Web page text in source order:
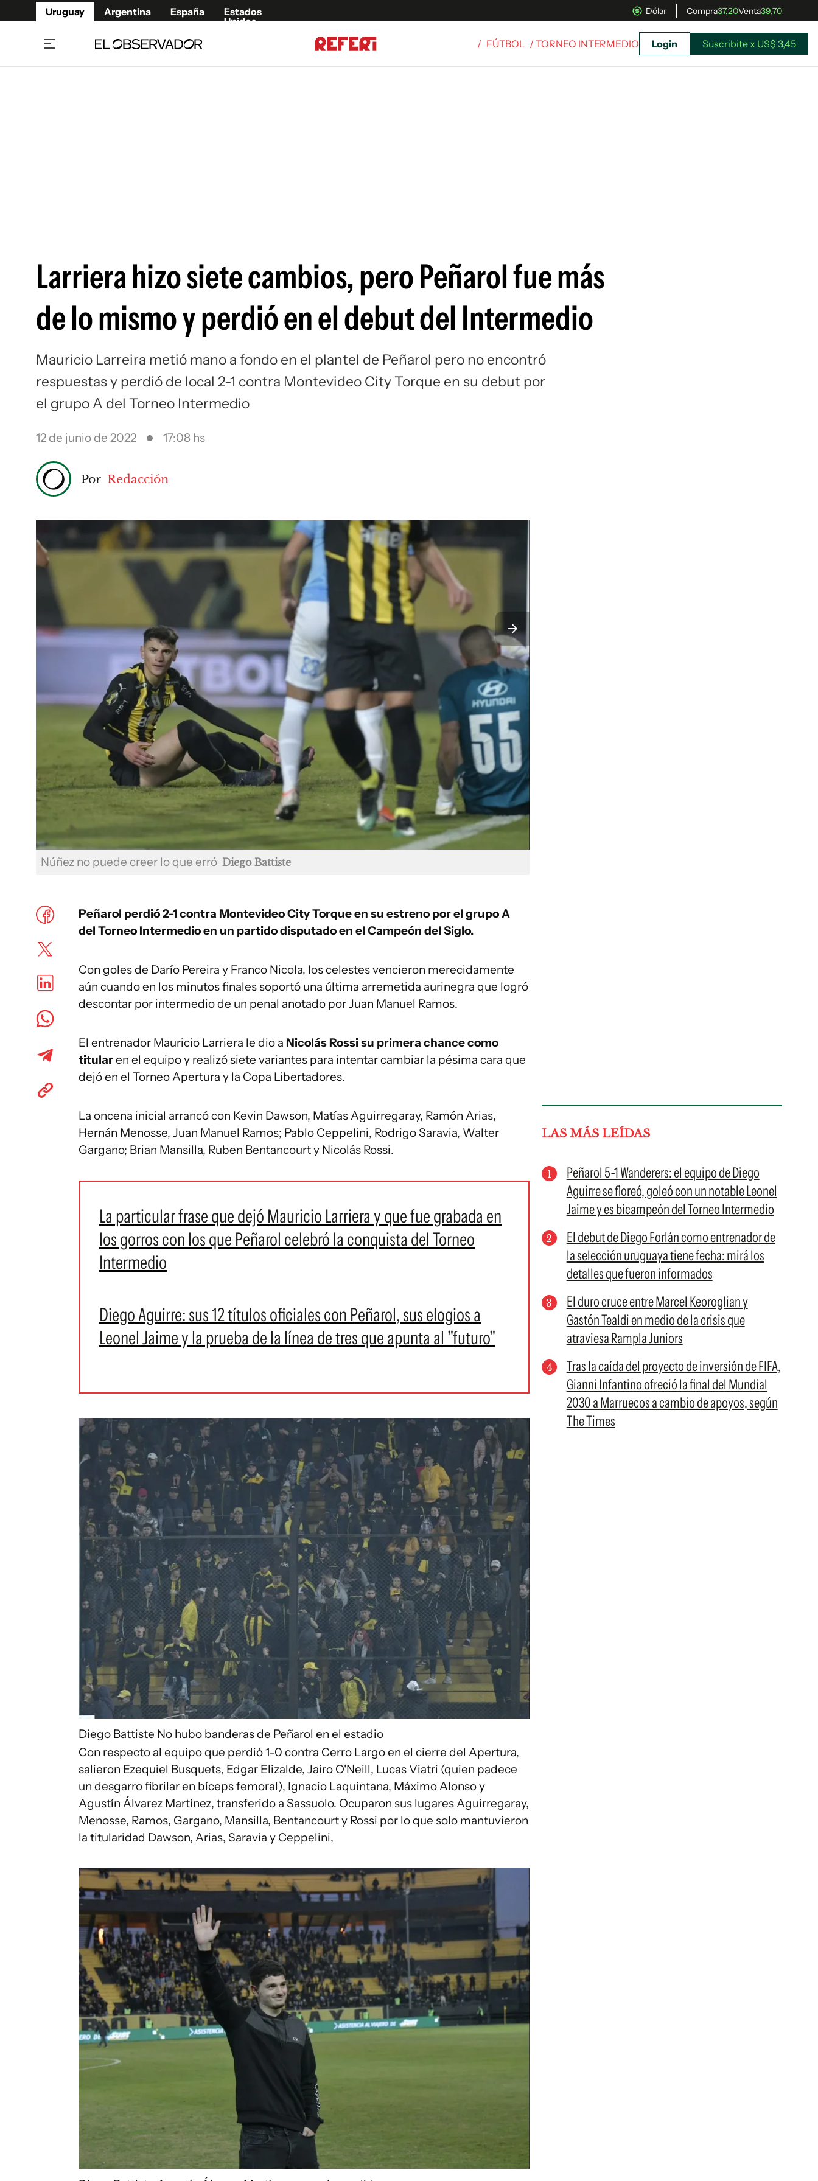
Uruguay Argentina España
Estados
Unidos
Dólar Compra37,20Venta39,70
Siguenos en:
/ FÚTBOL / TORNEO INTERMEDIO Login Suscribite x US$ 3,45
Larriera hizo siete cambios, pero Peñarol fue más
de lo mismo y perdió en el debut del Intermedio
Mauricio Larreira metió mano a fondo en el plantel de Peñarol pero no encontró
respuestas y perdió de local 2-1 contra Montevideo City Torque en su debut por
el grupo A del Torneo Intermedio
12 de junio de 2022 17:08 hs
Por Redacción
Núñez no puede creer lo que erró Diego Battiste
Peñarol perdió 2-1 contra Montevideo City Torque en su estreno por el grupo A
del Torneo Intermedio en un partido disputado en el Campeón del Siglo.
Con goles de Darío Pereira y Franco Nicola, los celestes vencieron merecidamente
aún cuando en los minutos finales soportó una última arremetida aurinegra que logró
descontar por intermedio de un penal anotado por Juan Manuel Ramos.
El entrenador Mauricio Larriera le dio a Nicolás Rossi su primera chance como
titularen el equipo y realizó siete variantes para intentar cambiar la pésima cara que
dejó en el Torneo Apertura y la Copa Libertadores.
La oncena inicial arrancó con Kevin Dawson, Matías Aguirregaray, Ramón Arias,
Hernán Menosse, Juan Manuel Ramos; Pablo Ceppelini, Rodrigo Saravia, Walter
Gargano; Brian Mansilla, Ruben Bentancourt y Nicolás Rossi.
La particular frase que dejó Mauricio Larriera y que fue grabada en
los gorros con los que Peñarol celebró la conquista del Torneo
Intermedio
Diego Aguirre: sus 12 títulos oficiales con Peñarol, sus elogios a
Leonel Jaime y la prueba de la línea de tres que apunta al "futuro"
Diego Battiste No hubo banderas de Peñarol en el estadio
Con respecto al equipo que perdió 1-0 contra Cerro Largo en el cierre del Apertura,
salieron Ezequiel Busquets, Edgar Elizalde, Jairo O'Neill, Lucas Viatri (quien padece
un desgarro fibrilar en bíceps femoral), Ignacio Laquintana, Máximo Alonso y
Agustín Álvarez Martínez, transferido a Sassuolo. Ocuparon sus lugares Aguirregaray,
Menosse, Ramos, Gargano, Mansilla, Bentancourt y Rossi por lo que solo mantuvieron
la titularidad Dawson, Arias, Saravia y Ceppelini,
LAS MÁS LEÍDAS
Peñarol 5-1 Wanderers: el equipo de Diego
Aguirre se floreó, goleó con un notable Leonel
Jaime y es bicampeón del Torneo Intermedio
El debut de Diego Forlán como entrenador de
la selección uruguaya tiene fecha: mirá los
detalles que fueron informados
El duro cruce entre Marcel Keoroglian y
Gastón Tealdi en medio de la crisis que
atraviesa Rampla Juniors
Tras la caída del proyecto de inversión de FIFA,
Gianni Infantino ofreció la final del Mundial
2030 a Marruecos a cambio de apoyos, según
The Times